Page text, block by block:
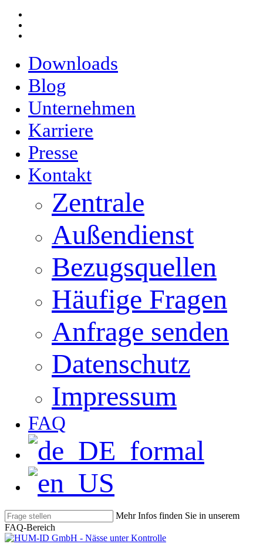
Skip
main
Downloads
Blog
Unternehmen
Karriere
Presse
Kontakt
Zentrale
Außendienst
Bezugsquellen
Häufige Fragen
Anfrage senden
Datenschutz
Impressum
FAQ
Mehr Infos finden Sie in unserem
FAQ-Bereich
Close